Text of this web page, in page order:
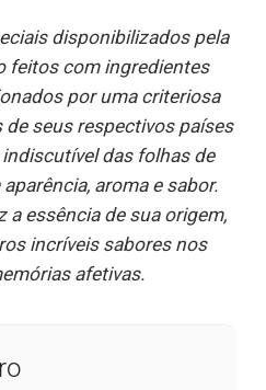
disponibilizados pela
feitos com ingredientes
por uma criteriosa
seus respectivos países
das folhas de
aroma e sabor.
a essência de sua origem,
incríveis sabores nos
afetivas.